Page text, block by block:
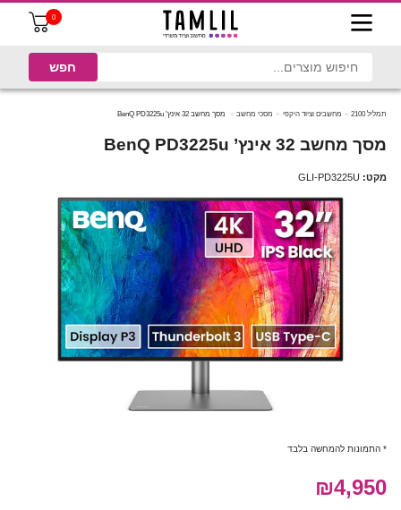
0
תמליל 2100 מחשבים וציוד היקפי מסכי מחשב מסך מחשב 32 ‏אינץ’ BenQ PD3225u
מסך מחשב 32 ‏אינץ’ BenQ PD3225u
מקט: GLI-PD3225U
* התמונות להמחשה בלבד
₪4,950